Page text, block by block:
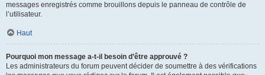
messages enregistrés comme brouillons depuis le panneau de contrôle de
l’utilisateur.
Haut
Pourquoi mon message a-t-il besoin d’être approuvé ?
Les administrateurs du forum peuvent décider de soumettre à des vérifications